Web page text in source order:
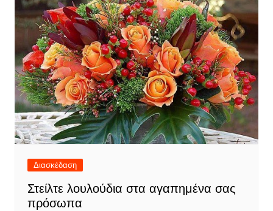
Διασκέδαση
Στείλτε λουλούδια στα αγαπημένα σας
πρόσωπα